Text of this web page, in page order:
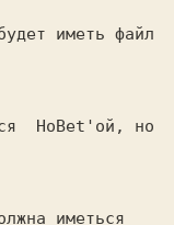
иметь файл